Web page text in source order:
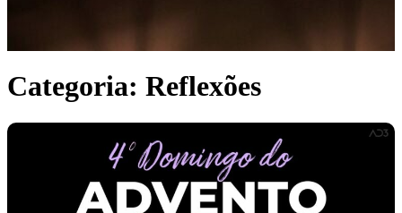
Categoria: Reflexões